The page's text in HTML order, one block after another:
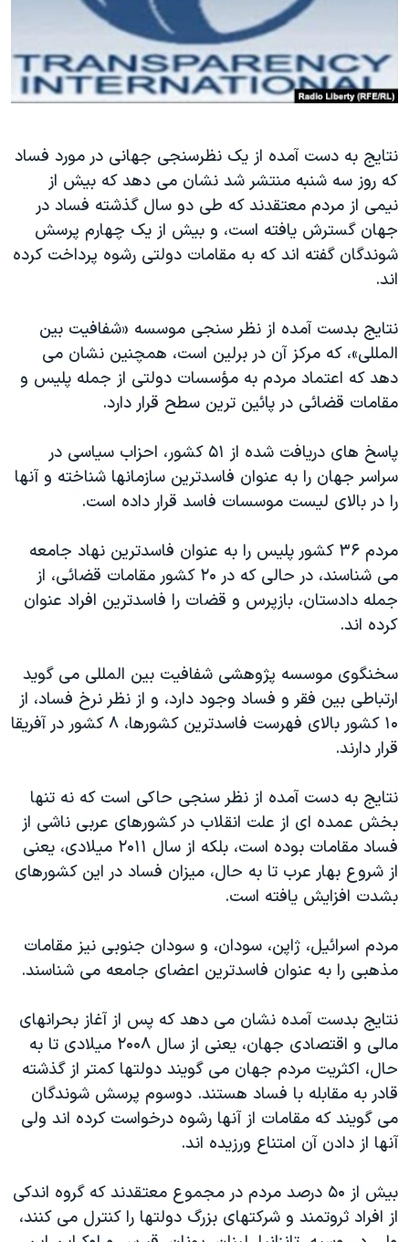
فرهنگ و زندگی
حقوق شهروندی
اقتصادی
اسرائیل در جنگ
گالری عکس
آرشیو پخش زنده
انتخابات ریاست جمهوری آمریکا ۲۰۲۴
حمله جمهوری اسلامی به اسرائیل
ورزش زنان در ایران
اعتراضات زن، زندگی، آزادی
مجموعه مستندهای دادخواهی
تریبونال مردمی آبان ۹۸
قانون شفافیت دارائی کادر رهبری ایران
اعتراضات مردمی آبان ۹۸
اسرائیل در جنگ
نرگس محمدی برنده جایزه نوبل صلح
همایش محافظه‌کاران آمریکا «سی‌پک»
صفحه‌های ویژه
سفر پرزیدنت ترامپ به چین
زبانهای مختلف
نتایج به دست آمده از یک نظرسنجی جهانی در مورد فساد
که روز سه شنبه منتشر شد نشان می دهد که بیش از
نیمی از مردم معتقدند که طی دو سال گذشته فساد در
جهان گسترش یافته است، و بیش از یک چهارم پرسش
شوندگان گفته اند که به مقامات دولتی رشوه پرداخت کرده
اند.
نتایج بدست آمده از نظر سنجی موسسه «شفافیت بین
المللی»، که مرکز آن در برلین است، همچنین نشان می
دهد که اعتماد مردم به مؤسسات دولتی از جمله پلیس و
مقامات قضائی در پائین ترین سطح قرار دارد.
پاسخ های دریافت شده از ۵۱ کشور، احزاب سیاسی در
سراسر جهان را به عنوان فاسدترین سازمانها شناخته و آنها
را در بالای لیست موسسات فاسد قرار داده است.
مردم ۳۶ کشور پلیس را به عنوان فاسدترین نهاد جامعه
می شناسند، در حالی که در ۲۰ کشور مقامات قضائی، از
جمله دادستان، بازپرس و قضات را فاسدترین افراد عنوان
کرده اند.
سخنگوی موسسه پژوهشی شفافیت بین المللی می گوید
ارتباطی بین فقر و فساد وجود دارد، و از نظر نرخ فساد، از
۱۰ کشور بالای فهرست فاسدترین کشورها، ۸ کشور در آفریقا
قرار دارند.
نتایج به دست آمده از نظر سنجی حاکی است که نه تنها
بخش عمده ای از علت انقلاب در کشورهای عربی ناشی از
فساد مقامات بوده است، بلکه از سال ۲۰۱۱ میلادی، یعنی
از شروع بهار عرب تا به حال، میزان فساد در این کشورهای
بشدت افزایش یافته است.
مردم اسرائیل، ژاپن، سودان، و سودان جنوبی نیز مقامات
مذهبی را به عنوان فاسدترین اعضای جامعه می شناسند.
نتایج بدست آمده نشان می دهد که پس از آغاز بحرانهای
مالی و اقتصادی جهان، یعنی از سال ۲۰۰۸ میلادی تا به
حال، اکثریت مردم جهان می گویند دولتها کمتر از گذشته
قادر به مقابله با فساد هستند. دوسوم پرسش شوندگان
می گویند که مقامات از آنها رشوه درخواست کرده اند ولی
آنها از دادن آن امتناع ورزيده اند.
بیش از ۵۰ درصد مردم در مجموع معتقدند که گروه اندکی
از افراد ثروتمند و شرکتهای بزرگ دولتها را کنترل می کنند،